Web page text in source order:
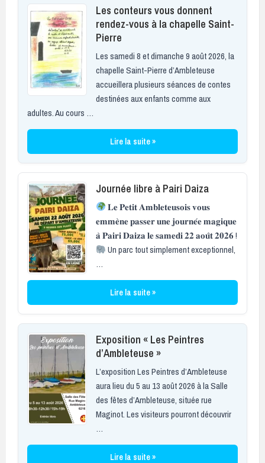
Les conteurs vous donnent
rendez-vous à la chapelle Saint-
Pierre
Les samedi 8 et dimanche 9 août 2026, la
chapelle Saint-Pierre d’Ambleteuse
accueillera plusieurs séances de contes
destinées aux enfants comme aux
adultes. Au cours …
Lire la suite »
Journée libre à Pairi Daiza
𝐋𝐞 𝐏𝐞𝐭𝐢𝐭 𝐀𝐦𝐛𝐥𝐞𝐭𝐞𝐮𝐬𝐨𝐢𝐬 𝐯𝐨𝐮𝐬
𝐞𝐦𝐦𝐞̀𝐧𝐞 𝐩𝐚𝐬𝐬𝐞𝐫 𝐮𝐧𝐞 𝐣𝐨𝐮𝐫𝐧𝐞́𝐞 𝐦𝐚𝐠𝐢𝐪𝐮𝐞
𝐚̀ 𝐏𝐚𝐢𝐫𝐢 𝐃𝐚𝐢𝐳𝐚 𝐥𝐞 𝐬𝐚𝐦𝐞𝐝𝐢 𝟐𝟐 𝐚𝐨𝐮̂𝐭 𝟐𝟎𝟐𝟔 !
Un parc tout simplement exceptionnel,
…
Lire la suite »
Exposition « Les Peintres
d’Ambleteuse »
L’exposition Les Peintres d’Ambleteuse
aura lieu du 5 au 13 août 2026 à la Salle
des fêtes d’Ambleteuse, située rue
Maginot. Les visiteurs pourront découvrir
…
Lire la suite »